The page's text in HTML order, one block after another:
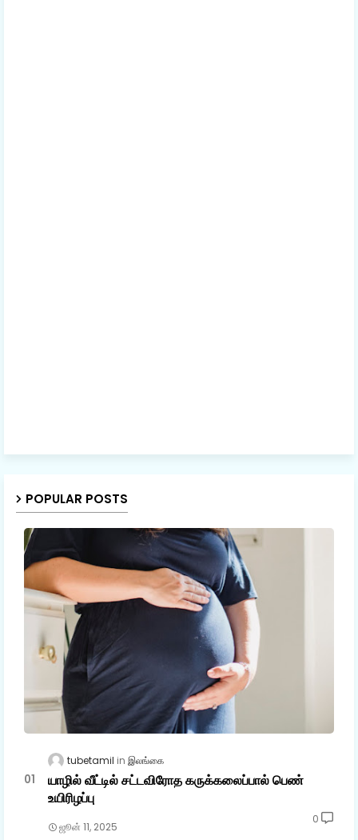
POPULAR POSTS
tubetamil இலங்கை
யாழில் வீட்டில் சட்டவிரோத கருக்கலைப்பால் பெண்
உயிரிழப்பு
ஜூன் 11, 2025
0